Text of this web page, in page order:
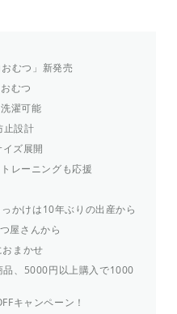
むつ」新発売
むつ
濯可能
止設計
ズ展開
レーニングも応援
かけは10年ぶりの出産から
屋さんから
まかせ
品、5000円以上購入で1000
キャンペーン！